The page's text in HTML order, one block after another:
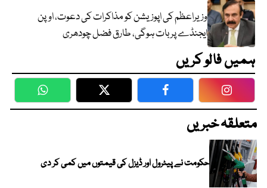
وزیراعظم کی اپوزیشن کو مذاکرات کی دعوت، اوپن
ایجنڈے پر بات ہوگی، طارق فضل چودھری
ہمیں فالو کریں
WhatsApp Twitter Facebook
متعلقہ خبریں
حکومت نے پیٹرول اور ڈیزل کی قیمتوں میں کمی کر دی